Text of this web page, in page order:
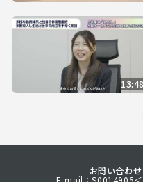
13:48
お問い合わ